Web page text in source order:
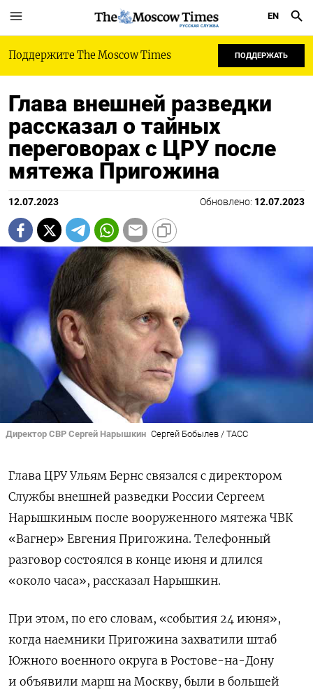
РУССКАЯ СЛУЖБА
EN
Поддержите The Moscow Times ПОДДЕРЖАТЬ
Глава внешней разведки
рассказал о тайных
переговорах с ЦРУ после
мятежа Пригожина
12.07.2023 Обновлено: 12.07.2023
Директор СВР Сергей Нарышкин Сергей Бобылев / ТАСС
Глава ЦРУ Ульям Бернс связался с директором
Службы внешней разведки России Сергеем
Нарышкиным после вооруженного мятежа ЧВК
«Вагнер» Евгения Пригожина. Телефонный
разговор состоялся в конце июня и длился
«около часа», рассказал Нарышкин.
При этом, по его словам, «события 24 июня»,
когда наемники Пригожина захватили штаб
Южного военного округа в Ростове-на-Дону
и объявили марш на Москву, были в большей